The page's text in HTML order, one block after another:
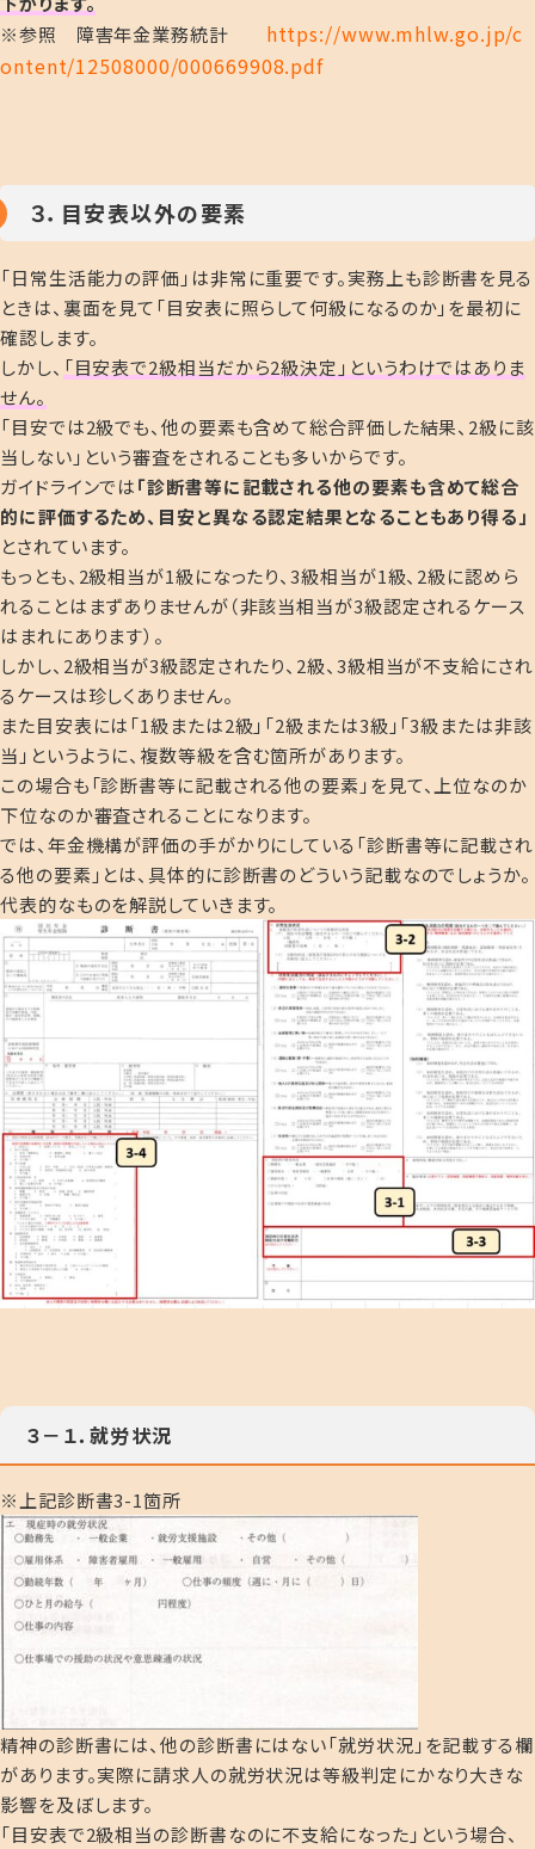
※参照 障害年金業務統計 https://www.mhlw.go.jp/c
ontent/12508000/000669908.pdf
３．目安表以外の要素
「日常生活能力の評価」は非常に重要です。実務上も診断書を見る
ときは、裏面を見て「目安表に照らして何級になるのか」を最初に
確認します。
しかし、 「目安表で2級相当だから2級決定」というわけではありま
せん。
「目安では2級でも、他の要素も含めて総合評価した結果、2級に該
当しない」という審査をされることも多いからです。
ガイドラインでは「診断書等に記載される他の要素も含めて総合
的に評価するため、目安と異なる認定結果となることもあり得る」
とされています。
もっとも、2級相当が1級になったり、3級相当が1級、2級に認めら
れることはまずありませんが（非該当相当が3級認定されるケース
はまれにあります）。
しかし、2級相当が3級認定されたり、2級、3級相当が不支給にされ
るケースは珍しくありません。
また目安表には「1級または2級」「2級または3級」「3級または非該
当」というように、複数等級を含む箇所があります。
この場合も「診断書等に記載される他の要素」を見て、上位なのか
下位なのか審査されることになります。
では、年金機構が評価の手がかりにしている「診断書等に記載され
る他の要素」とは、具体的に診断書のどういう記載なのでしょうか。
代表的なものを解説していきます。
３－１．就労状況
※上記診断書3-1箇所
精神の診断書には、他の診断書にはない「就労状況」を記載する欄
があります。実際に請求人の就労状況は等級判定にかなり大きな
影響を及ぼします。
「目安表で2級相当の診断書なのに不支給になった」という場合、